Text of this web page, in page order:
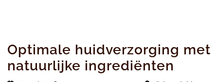
Optimale huidverzorging met
natuurlijke ingrediënten